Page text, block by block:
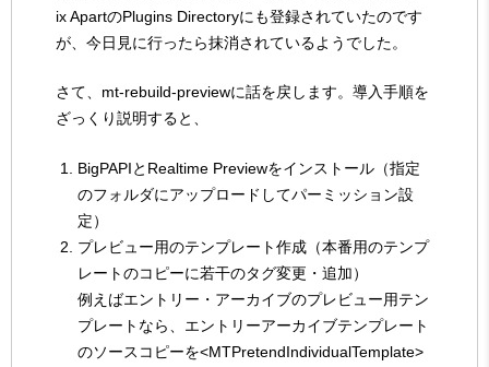
ix ApartのPlugins Directoryにも登録されていたのです
が、今日見に行ったら抹消されているようでした。
さて、mt-rebuild-previewに話を戻します。導入手順を
ざっくり説明すると、
BigPAPIとRealtime Previewをインストール（指定
のフォルダにアップロードしてパーミッション設
定）
プレビュー用のテンプレート作成（本番用のテンプ
レートのコピーに若干のタグ変更・追加）
例えばエントリー・アーカイブのプレビュー用テン
プレートなら、エントリーアーカイブテンプレート
のソースコピーを<MTPretendIndividualTemplate>